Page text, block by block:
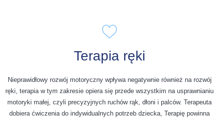
Terapia ręki
Nieprawidłowy rozwój motoryczny wpływa negatywnie również na rozwój
ręki, terapia w tym zakresie opiera się przede wszystkim na usprawnianiu
motoryki małej, czyli precyzyjnych ruchów rąk, dłoni i palców. Terapeuta
dobiera ćwiczenia do indywidualnych potrzeb dziecka, Terapię powinna